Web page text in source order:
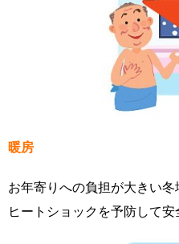
暖房
お年寄りへの負担が大きい
ヒートショックを予防して安